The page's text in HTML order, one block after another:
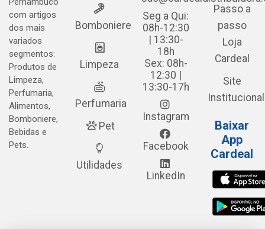
com artigos
dos mais
variados
segmentos:
Produtos de
Limpeza,
Perfumaria,
Alimentos,
Bomboniere,
Bebidas e
Pets.
Bomboniere
Limpeza
Perfumaria
Pet
Utilidades
Seg a Qui:
08h-12:30
| 13:30-
18h
Sex: 08h-
12:30 |
13:30-17h
Instagram
Facebook
LinkedIn
Passo a
passo
Loja
Cardeal
Site
Institucional
Baixar
App
Cardeal